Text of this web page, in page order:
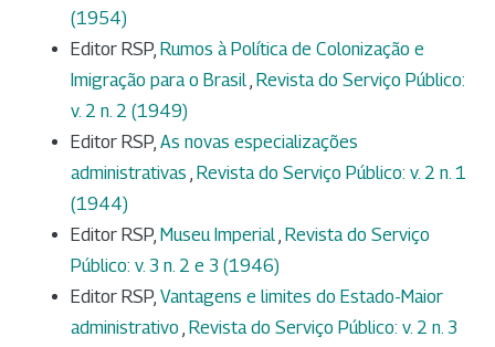
(1954)
Editor RSP, Rumos à Política de Colonização e
Imigração para o Brasil, Revista do Serviço Público:
v. 2 n. 2 (1949)
Editor RSP, As novas especializações
administrativas , Revista do Serviço Público: v. 2 n. 1
(1944)
Editor RSP, Museu Imperial, Revista do Serviço
Público: v. 3 n. 2 e 3 (1946)
Editor RSP, Vantagens e limites do Estado-Maior
administrativo , Revista do Serviço Público: v. 2 n. 3